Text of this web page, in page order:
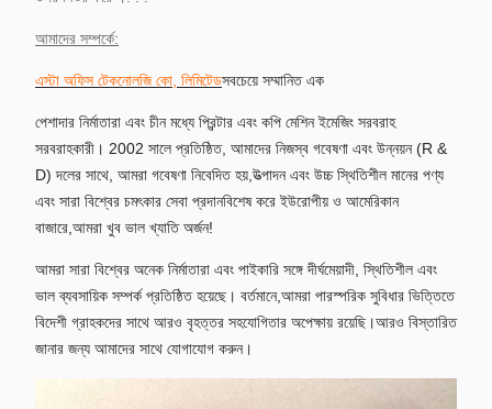
আমাদের সম্পর্কে:
এস্টা অফিস টেকনোলজি কো, লিমিটেডসবচেয়ে সম্মানিত এক
পেশাদার নির্মাতারা এবং চীন মধ্যে প্রিন্টার এবং কপি মেশিন ইমেজিং সরবরাহ
সরবরাহকারী। 2002 সালে প্রতিষ্ঠিত, আমাদের নিজস্ব গবেষণা এবং উন্নয়ন (R &
D) দলের সাথে, আমরা গবেষণা নিবেদিত হয়,উত্পাদন এবং উচ্চ স্থিতিশীল মানের পণ্য
এবং সারা বিশ্বের চমৎকার সেবা প্রদানবিশেষ করে ইউরোপীয় ও আমেরিকান
বাজারে,আমরা খুব ভাল খ্যাতি অর্জন!
আমরা সারা বিশ্বের অনেক নির্মাতারা এবং পাইকারি সঙ্গে দীর্ঘমেয়াদী, স্থিতিশীল এবং
ভাল ব্যবসায়িক সম্পর্ক প্রতিষ্ঠিত হয়েছে। বর্তমানে,আমরা পারস্পরিক সুবিধার ভিত্তিতে
বিদেশী গ্রাহকদের সাথে আরও বৃহত্তর সহযোগিতার অপেক্ষায় রয়েছি।আরও বিস্তারিত
জানার জন্য আমাদের সাথে যোগাযোগ করুন।